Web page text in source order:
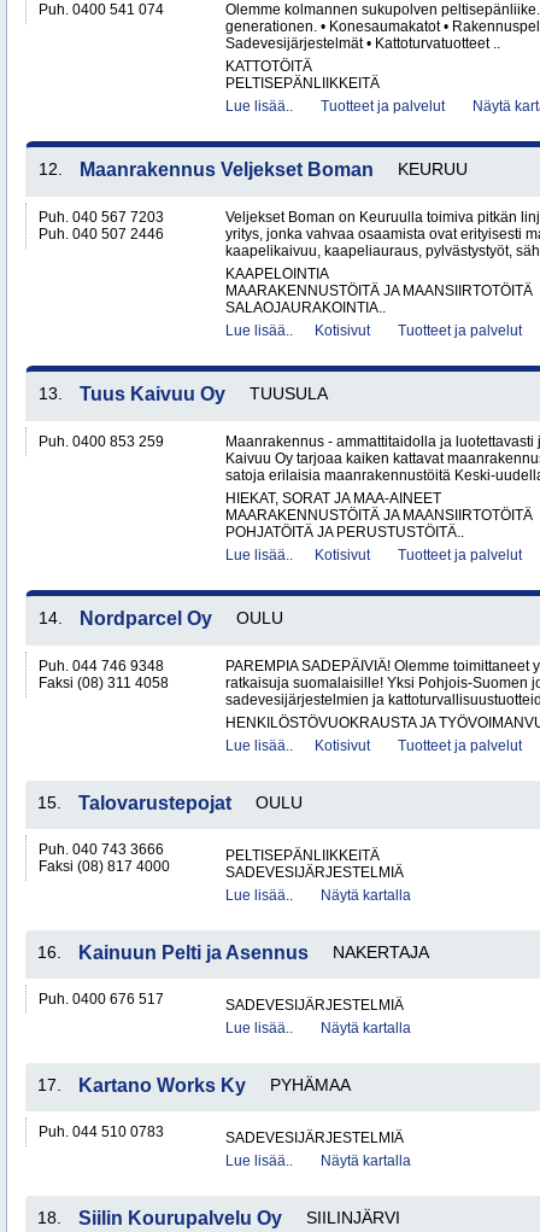
Puh. 0400 541 074
Olemme kolmannen sukupolven
generationen. • Konesaumakatot •
Sadevesijärjestelmät • Kattoturvatuotteet ..
KATTOTÖITÄ
PELTISEPÄNLIIKKEITÄ
Lue lisää..
Tuotteet ja palvelut Näytä
12. Maanrakennus Veljekset Boman KEURUU
Puh. 040 567 7203
Puh. 040 507 2446
Veljekset Boman on Keuruulla toimiva pitkän
yritys, jonka vahvaa osaamista ovat erityisesti
kaapelikaivuu, kaapeliauraus, pylvästystyöt,
KAAPELOINTIA
MAARAKENNUSTÖITÄ JA MAANSIIRTOTÖITÄ
SALAOJAURAKOINTIA..
Lue lisää..
Kotisivut Tuotteet ja palvelut
13. Tuus Kaivuu Oy TUUSULA
Puh. 0400 853 259
Maanrakennus - ammattitaidolla ja
Kaivuu Oy tarjoaa kaiken kattavat
satoja erilaisia maanrakennustöitä Keski-
HIEKAT, SORAT JA MAA-AINEET
MAARAKENNUSTÖITÄ JA MAANSIIRTOTÖITÄ
POHJATÖITÄ JA PERUSTUSTÖITÄ..
Lue lisää..
Kotisivut Tuotteet ja palvelut
14. Nordparcel Oy OULU
Puh. 044 746 9348
Faksi (08) 311 4058
PAREMPIA SADEPÄIVIÄ! Olemme toimittaneet
ratkaisuja suomalaisille! Yksi Pohjois-Suomen
sadevesijärjestelmien ja
HENKILÖSTÖVUOKRAUSTA JA
Lue lisää..
Kotisivut Tuotteet ja palvelut
15. Talovarustepojat OULU
Puh. 040 743 3666
Faksi (08) 817 4000
PELTISEPÄNLIIKKEITÄ
SADEVESIJÄRJESTELMIÄ
Lue lisää..
Näytä kartalla
16. Kainuun Pelti ja Asennus NAKERTAJA
Puh. 0400 676 517
SADEVESIJÄRJESTELMIÄ
Lue lisää..
Näytä kartalla
17. Kartano Works Ky PYHÄMAA
Puh. 044 510 0783
SADEVESIJÄRJESTELMIÄ
Lue lisää..
Näytä kartalla
18. Siilin Kourupalvelu Oy SIILINJÄRVI